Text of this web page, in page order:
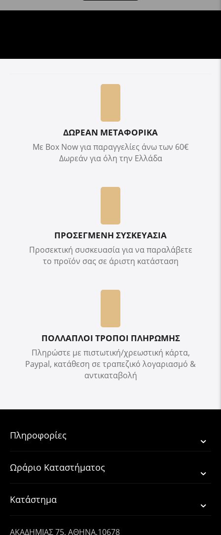
ΔΩΡΕΑΝ ΜΕΤΑΦΟΡΙΚΑ
Με Box Now για παραγγελίες άνω των 60€
Δωρεάν για όλη την Ελλάδα
ΠΡΟΣΕΓΜΕΝΗ ΣΥΣΚΕΥΑΣΙΑ
Προσεκτική συσκευασία για να παραλάβετε
το προϊόν σας σε άριστη κατάσταση
ΠΟΛΛΑΠΛΟΙ ΤΡΟΠΟΙ ΠΛΗΡΩΜΗΣ
Πληρώστε με πιστωτική/χρεωστική κάρτα,
Paypal, κατάθεση σε τραπεζικό λογαριασμό &
αντικαταβολή
Πληροφορίες
Ωράριο Καταστήματος
Κατάστημα
ΑΚΑΔΗΜΙΑΣ 75, ΑΘΗΝΑ,10678